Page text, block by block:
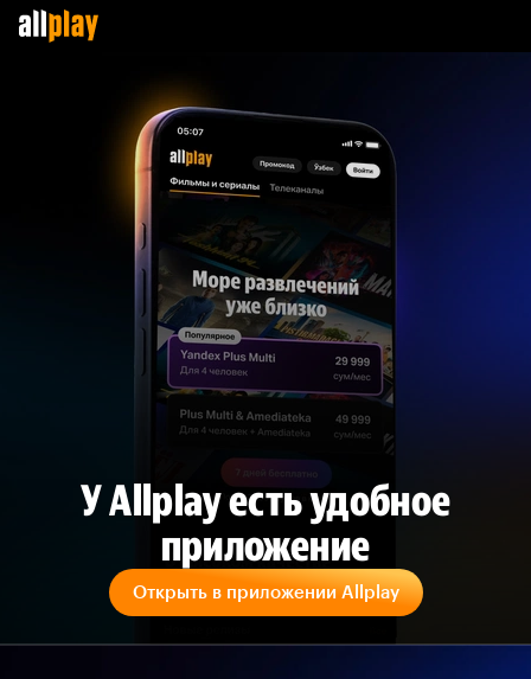
У Allplay есть удобное
приложение
Открыть в приложении Allplay